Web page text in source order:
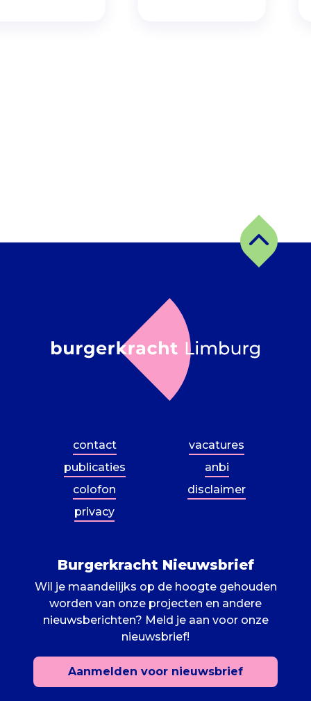
contact
vacatures
publicaties
anbi
colofon
disclaimer
privacy
Burgerkracht Nieuwsbrief
Wil je maandelijks op de hoogte gehouden
worden van onze projecten en andere
nieuwsberichten? Meld je aan voor onze
nieuwsbrief!
Aanmelden voor nieuwsbrief